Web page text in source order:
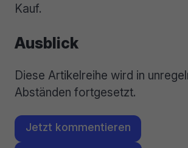
Kauf.
Ausblick
Diese Artikelreihe wird in
Abständen fortgesetzt.
Jetzt kommentieren